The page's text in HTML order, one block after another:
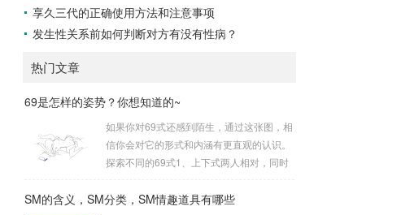
享久三代的正确使用方法和注意事项
发生性关系前如何判断对方有没有性病？
热门文章
69是怎样的姿势？你想知道的~
如果你对69式还感到陌生，通过这张图，相
信你会对它的形式和内涵有更直观的认识。
探索不同的69式1、上下式两人相对，同时
出深度的身体交流。客服微信号：qqyp168
SM的含义，SM分类，SM情趣道具有哪些